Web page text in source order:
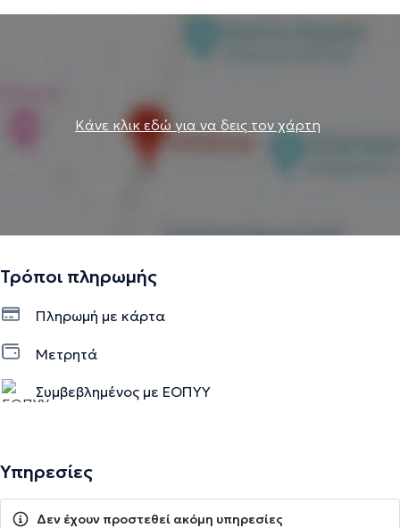
Κάνε κλικ εδώ για να δεις τον χάρτη
Τρόποι πληρωμής
Πληρωμή με κάρτα
Μετρητά
Συμβεβλημένος με ΕΟΠΥΥ
Υπηρεσίες
Δεν έχουν προστεθεί ακόμη υπηρεσίες